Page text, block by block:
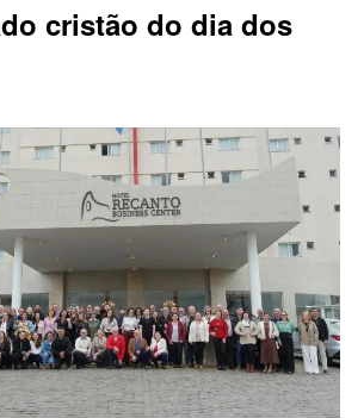
cristão do dia dos